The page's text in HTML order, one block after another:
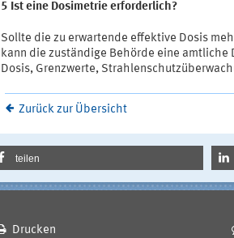
5 Ist eine Dosimetrie erforderlich?
Sollte die zu erwartende effektive Dosis
kann die zuständige Behörde eine amtliche
Dosis, Grenzwerte,
Zurück zur Übersicht
teilen
Drucken